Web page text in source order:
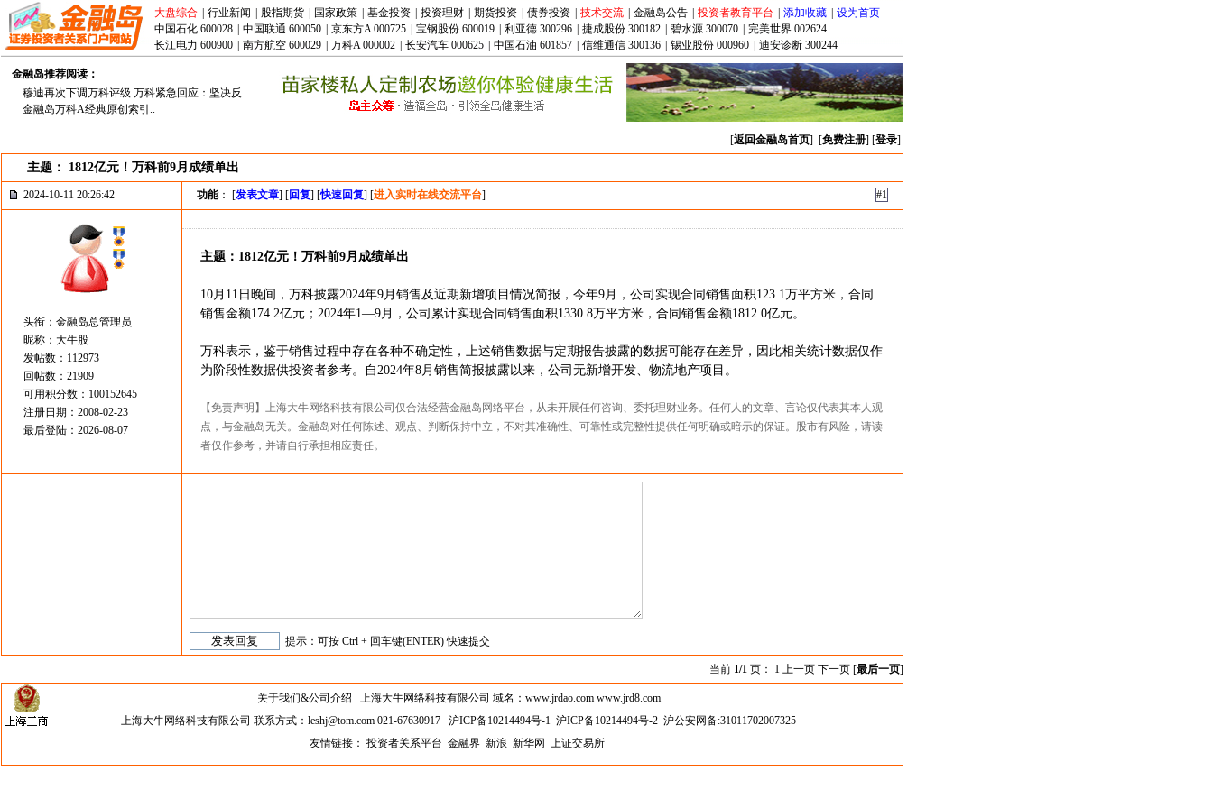
大盘综合 行业新闻 股指期货 国家政策 基金投资 投资理财 期货投资 债券投资 技术交流 金融岛公告 投资者教育平台 添加收藏
设为首页
中国石化 600028
中国联通 600050 京东方A 000725 宝钢股份 600019 利亚德 300296 捷成股份 300182 碧水源 300070
完美世界 002624
长江电力 600900
南方航空 600029 万科A 000002 长安汽车 000625 中国石油 601857 信维通信 300136 锡业股份 000960 迪安诊断 300244
金融岛推荐阅读：
穆迪再次下调万科评级 万科紧急回应：坚决反..
金融岛万科A经典原创索引..
[返回金融岛首页] [免费注册] [登录]
主题： 1812亿元！万科前9月成绩单出
2024-10-11 20:26:42 功能： [发表文章] [回复] [快速回复] [进入实时在线交流平台] #1
头衔：金融岛总管理员
昵称：大牛股
发帖数：112973
回帖数：21909
可用积分数：100152645
注册日期：2008-02-23
最后登陆：2026-08-07
主题：1812亿元！万科前9月成绩单出
10月11日晚间，万科披露2024年9月销售及近期新增项目情况简报，今年9月，公司实现合同销售面积123.1万平方米，合同
销售金额174.2亿元；2024年1—9月，公司累计实现合同销售面积1330.8万平方米，合同销售金额1812.0亿元。
万科表示，鉴于销售过程中存在各种不确定性，上述销售数据与定期报告披露的数据可能存在差异，因此相关统计数据仅作
为阶段性数据供投资者参考。自2024年8月销售简报披露以来，公司无新增开发、物流地产项目。
【免责声明】上海大牛网络科技有限公司仅合法经营金融岛网络平台，从未开展任何咨询、委托理财业务。任何人的文章、言论仅代表其本人观
点，与金融岛无关。金融岛对任何陈述、观点、判断保持中立，不对其准确性、可靠性或完整性提供任何明确或暗示的保证。股市有风险，请读
者仅作参考，并请自行承担相应责任。
提示：可按 Ctrl + 回车键(ENTER) 快速提交
当前 1/1 页： 1 上一页 下一页 [最后一页]
关于我们&公司介绍 上海大牛网络科技有限公司 域名：www.jrdao.com www.jrd8.com
上海大牛网络科技有限公司 联系方式：leshj@tom.com 021-67630917沪ICP备10214494号-1 沪ICP备10214494号-2 沪公安网备:31011702007325
友情链接：投资者关系平台 金融界 新浪 新华网 上证交易所